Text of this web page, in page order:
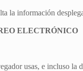
la información
ELECTRÓNICO
usas, e incluso